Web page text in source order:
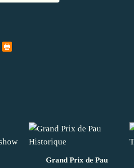
Grand Prix de Pau